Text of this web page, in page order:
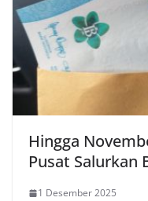
Hingga
Pusat Salurkan
1 Desember 2025